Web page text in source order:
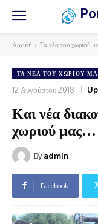
Αρχική Τα νέα του χωριού
ΤΑ ΝΈΑ ΤΟΥ ΧΩΡΙΟΎ
12 Αυγούστου 2018
Και νέα
χωριού μας…
By admin
Facebook